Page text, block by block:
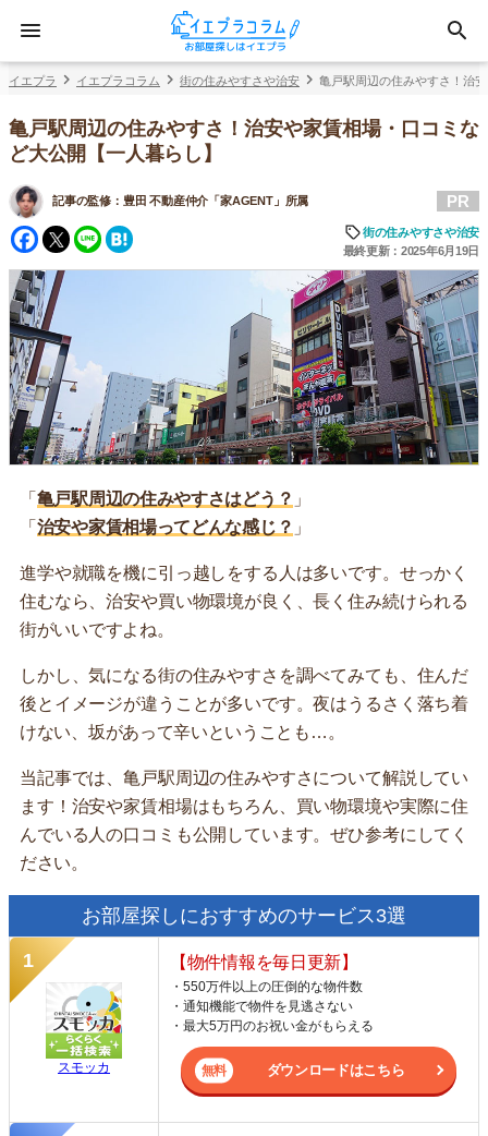
イエプラ イエプラコラム 街の住みやすさや治安 亀戸駅周辺の住みやすさ！治
亀戸駅周辺の住みやすさ！治安や家賃相場・口コミな
ど大公開【一人暮らし】
記事の監修： 豊田 不動産仲介「家AGENT」所属
Facebook
Twitter
Line
PR
街の住みやすさや治安
最終更新：2025年6月19日
「 亀戸駅周辺の住みやすさはどう？ 」
「 治安や家賃相場ってどんな感じ？ 」
進学や就職を機に引っ越しをする人は多いです。せっかく
住むなら、治安や買い物環境が良く、長く住み続けられる
街がいいですよね。
しかし、気になる街の住みやすさを調べてみても、住んだ
後とイメージが違うことが多いです。夜はうるさく落ち着
けない、坂があって辛いということも…。
当記事では、亀戸駅周辺の住みやすさについて解説してい
ます！治安や家賃相場はもちろん、買い物環境や実際に住
んでいる人の口コミも公開しています。ぜひ参考にしてく
ださい。
お部屋探しにおすすめのサービス3選
スモッカ
【物件情報を毎日更新】
・550万件以上の圧倒的な物件数
・通知機能で物件を見逃さない
・最大5万円のお祝い金がもらえる
ダウンロードはこちら